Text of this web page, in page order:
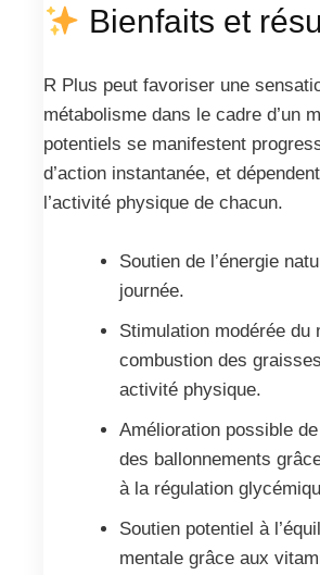
Bienfaits et
R Plus peut favoriser une
métabolisme dans le cadre d’un
potentiels se manifestent
d’action instantanée, et
l’activité physique de chacun.
Soutien de l’énergie
journée.
Stimulation modérée
combustion des
activité physique.
Amélioration possible
des ballonnements
à la régulation
Soutien potentiel à
mentale grâce aux